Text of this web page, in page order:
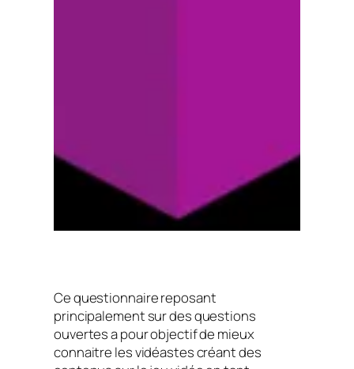
Ce questionnaire reposant
principalement sur des questions
ouvertes a pour objectif de mieux
connaitre les vidéastes créant des